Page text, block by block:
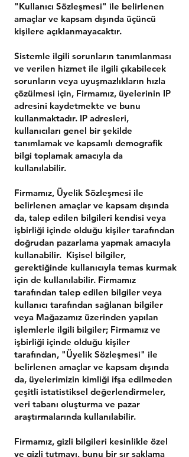
"Kullanıcı Sözleşmesi" ile belirlenen
amaçlar ve kapsam dışında üçüncü
kişilere açıklanmayacaktır.
Sistemle ilgili sorunların tanımlanması
ve verilen hizmet ile ilgili çıkabilecek
sorunların veya uyuşmazlıkların hızla
çözülmesi için, Firmamız, üyelerinin IP
adresini kaydetmekte ve bunu
kullanmaktadır. IP adresleri,
kullanıcıları genel bir şekilde
tanımlamak ve kapsamlı demografik
bilgi toplamak amacıyla da
kullanılabilir.
Firmamız, Üyelik Sözleşmesi ile
belirlenen amaçlar ve kapsam dışında
da, talep edilen bilgileri kendisi veya
işbirliği içinde olduğu kişiler tarafından
doğrudan pazarlama yapmak amacıyla
kullanabilir. Kişisel bilgiler,
gerektiğinde kullanıcıyla temas kurmak
için de kullanılabilir. Firmamız
tarafından talep edilen bilgiler veya
kullanıcı tarafından sağlanan bilgiler
veya Mağazamız üzerinden yapılan
işlemlerle ilgili bilgiler; Firmamız ve
işbirliği içinde olduğu kişiler
tarafından, "Üyelik Sözleşmesi" ile
belirlenen amaçlar ve kapsam dışında
da, üyelerimizin kimliği ifşa edilmeden
çeşitli istatistiksel değerlendirmeler,
veri tabanı oluşturma ve pazar
araştırmalarında kullanılabilir.
Firmamız, gizli bilgileri kesinlikle özel
ve gizli tutmayı, bunu bir sır saklama